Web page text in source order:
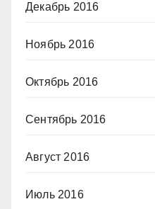
Декабрь 2016
Ноябрь 2016
Октябрь 2016
Сентябрь 2016
Август 2016
Июль 2016